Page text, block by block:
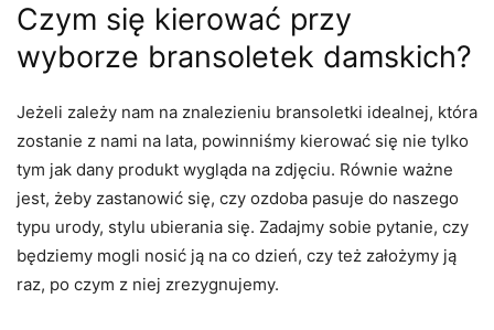
Czym się kierować przy
wyborze bransoletek damskich?
Jeżeli zależy nam na znalezieniu bransoletki idealnej, która
zostanie z nami na lata, powinniśmy kierować się nie tylko
tym jak dany produkt wygląda na zdjęciu. Równie ważne
jest, żeby zastanowić się, czy ozdoba pasuje do naszego
typu urody, stylu ubierania się. Zadajmy sobie pytanie, czy
będziemy mogli nosić ją na co dzień, czy też założymy ją
raz, po czym z niej zrezygnujemy.